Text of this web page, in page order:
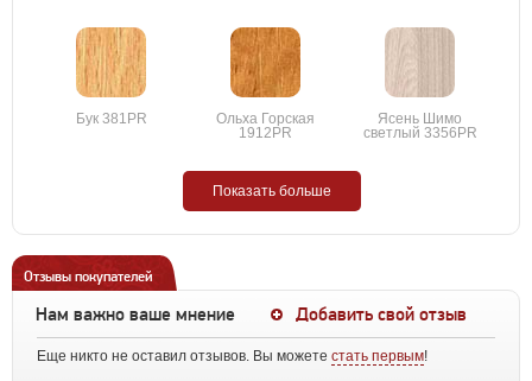
Бук 381PR
Ольха Горская
1912PR
Ясень Шимо
светлый 3356PR
Показать больше
Отзывы покупателей
Нам важно ваше мнение Добавить свой отзыв
Еще никто не оставил отзывов. Вы можете стать первым!